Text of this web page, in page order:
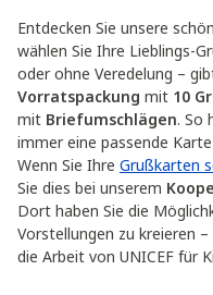
Entdecken Sie unsere
wählen Sie Ihre Lieblings-
oder ohne Veredelung –
Vorratspackung mit 10
mit Briefumschlägen. So
immer eine passende
Wenn Sie Ihre Grußkarten
Sie dies bei unserem
Dort haben Sie die
Vorstellungen zu kreieren
die Arbeit von UNICEF für